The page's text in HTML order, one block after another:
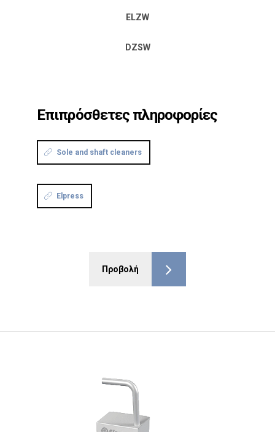
ELZW
DZSW
Επιπρόσθετες πληροφορίες
Sole and shaft cleaners
Elpress
Προβολή